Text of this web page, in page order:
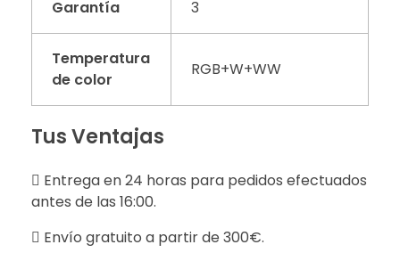
Garantía 3
Temperatura
de color
RGB+W+WW
Tus Ventajas
Entrega en 24 horas para pedidos efectuados
antes de las 16:00.
Envío gratuito a partir de 300€.